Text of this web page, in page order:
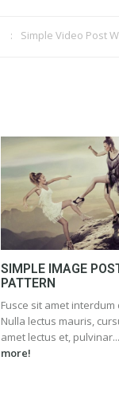
Simple Video Post
SIMPLE IMAGE
PATTERN
Fusce sit amet interdum
Nulla lectus mauris,
amet lectus et, pulvinar...
more!